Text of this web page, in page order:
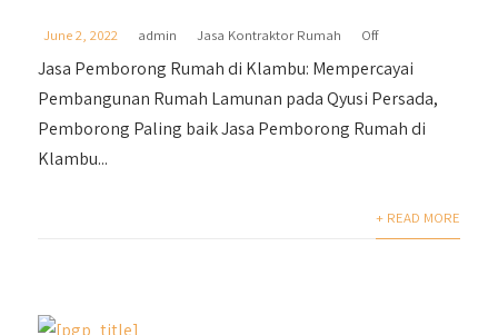
June 2, 2022 admin Jasa Kontraktor Rumah Off
Jasa Pemborong Rumah di Klambu: Mempercayai
Pembangunan Rumah Lamunan pada Qyusi Persada,
Pemborong Paling baik Jasa Pemborong Rumah di
Klambu...
+ READ MORE